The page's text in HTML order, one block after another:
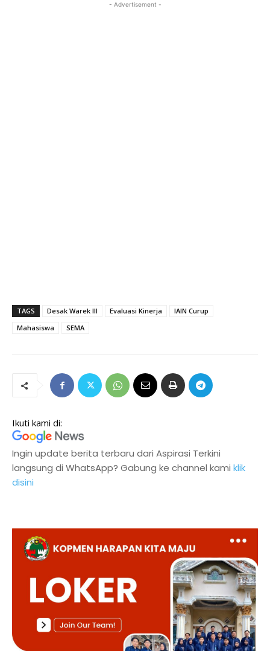
- Advertisement -
TAGS Desak Warek III Evaluasi Kinerja
IAIN Curup
Mahasiswa
SEMA
Ikuti kami di:
Ingin update berita terbaru dari Aspirasi Terkini
langsung di WhatsApp? Gabung ke channel kami klik
disini